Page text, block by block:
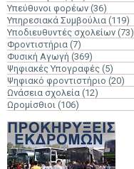
Υπεύθυνοι φορέων (36)
Υπηρεσιακά Συμβούλια (119)
Υποδιευθυντές σχολείων (73)
Φροντιστήρια (7)
Φυσική Αγωγή (369)
Ψηφιακές Υπογραφές (5)
Ψηφιακό φροντιστήριο (20)
Ωνάσεια σχολεία (12)
Ωρομίσθιοι (106)